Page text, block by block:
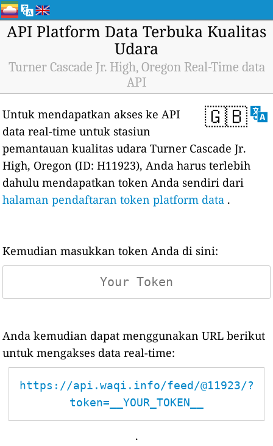
API Platform Data Terbuka Kualitas
Udara
Turner Cascade Jr. High, Oregon Real-Time data
API
🇬🇧
Untuk mendapatkan akses ke API
data real-time untuk stasiun
pemantauan kualitas udara Turner Cascade Jr.
High, Oregon (ID: H11923), Anda harus terlebih
dahulu mendapatkan token Anda sendiri dari
halaman pendaftaran token platform data .
Kemudian masukkan token Anda di sini:
Anda kemudian dapat menggunakan URL berikut
untuk mengakses data real-time:
https://api.waqi.info/feed/@11923/?
token=__YOUR_TOKEN__
.